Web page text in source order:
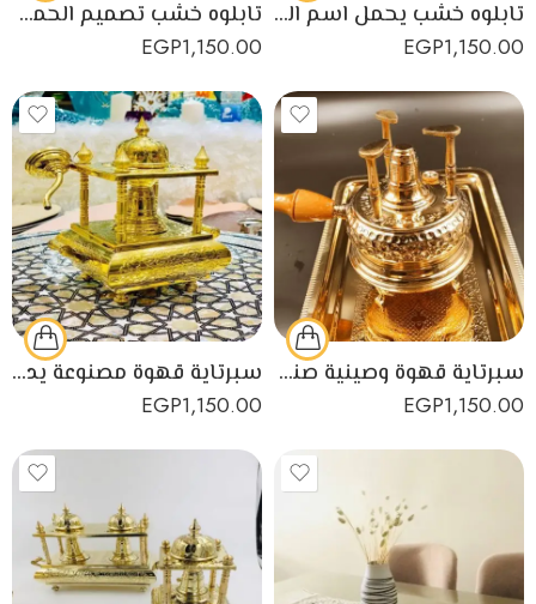
تابلوه خشب يحمل اسم الرسول محمد بتصميم اسلامي
EGP1,150.00
تابلوه خشب تصميم الحمد لله
EGP1,150.00
سبرتاية قهوة وصينية صناعة يدوية مصرية
EGP1,150.00
سبرتاية قهوة مصنوعة يدويًا من النحاس الأصفر عالي الجودة
EGP1,150.00